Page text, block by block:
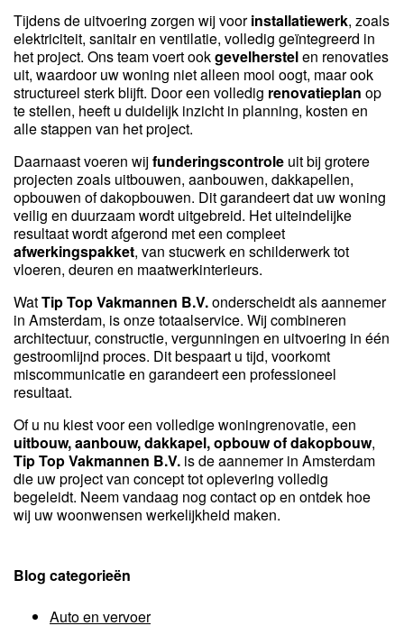
Tijdens de uitvoering zorgen wij voorinstallatiewerk, zoals
elektriciteit, sanitair en ventilatie, volledig geïntegreerd in
het project. Ons team voert ookgevelherstelen renovaties
uit, waardoor uw woning niet alleen mooi oogt, maar ook
structureel sterk blijft. Door een volledig renovatieplan op
te stellen, heeft u duidelijk inzicht in planning, kosten en
alle stappen van het project.
Daarnaast voeren wijfunderingscontrole uit bij grotere
projecten zoals uitbouwen, aanbouwen, dakkapellen,
opbouwen of dakopbouwen. Dit garandeert dat uw woning
veilig en duurzaam wordt uitgebreid. Het uiteindelijke
resultaat wordt afgerond met een compleet
afwerkingspakket, van stucwerk en schilderwerk tot
vloeren, deuren en maatwerkinterieurs.
WatTip Top Vakmannen B.V.onderscheidt als aannemer
in Amsterdam, is onze totaalservice. Wij combineren
architectuur, constructie, vergunningen en uitvoering in één
gestroomlijnd proces. Dit bespaart u tijd, voorkomt
miscommunicatie en garandeert een professioneel
resultaat.
Of u nu kiest voor een volledige woningrenovatie, een
uitbouw, aanbouw, dakkapel, opbouw of dakopbouw,
Tip Top Vakmannen B.V. is de aannemer in Amsterdam
die uw project van concept tot oplevering volledig
begeleidt. Neem vandaag nog contact op en ontdek hoe
wij uw woonwensen werkelijkheid maken.
Blog categorieën
Auto en vervoer